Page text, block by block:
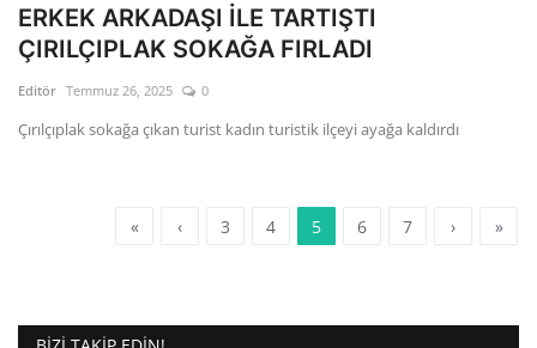
ERKEK ARKADAŞI İLE TARTIŞTI
ÇIRILÇIPLAK SOKAĞA FIRLADI
Editör Temmuz 26, 2025 0
Çırılçıplak sokağa çıkan turist kadın turistik ilçeyi ayağa kaldırdı
« ‹ 3 4 5 6 7 › »